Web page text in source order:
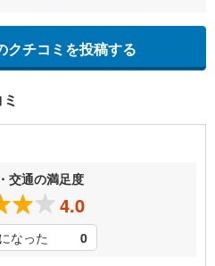
クチコミを投稿する
交通の満足度
4.0
なった 0